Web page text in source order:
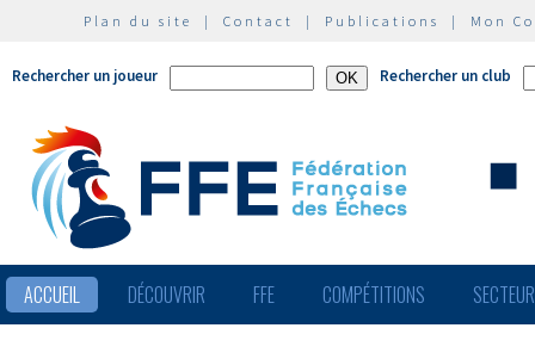
Plan du site | Contact | Publications | Mon
Rechercher un joueur Rechercher un club
ACCUEIL DÉCOUVRIR FFE COMPÉTITIONS